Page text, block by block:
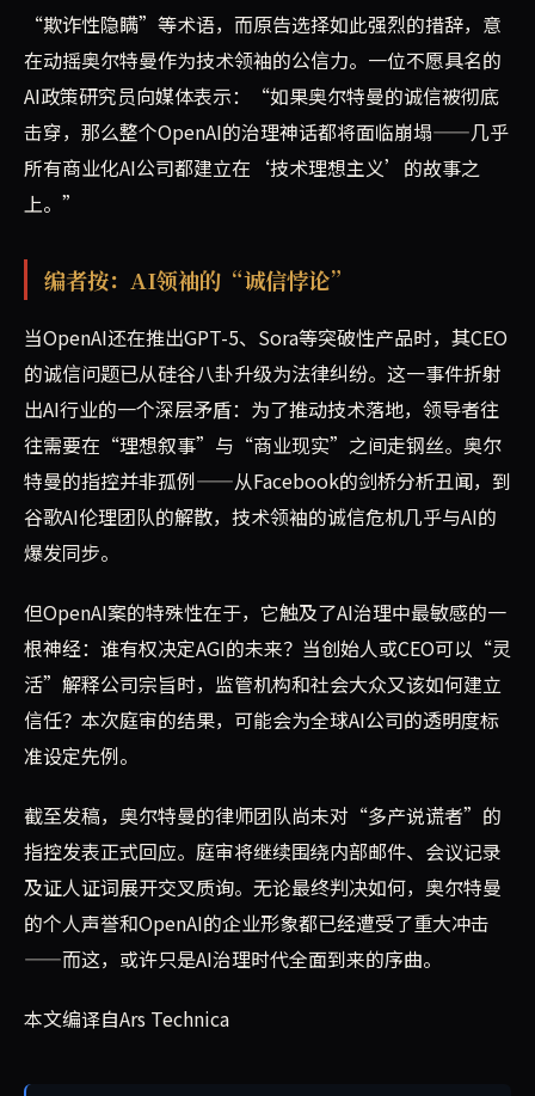
“欺诈性隐瞒”等术语，而原告选择如此强烈的措辞，意
在动摇奥尔特曼作为技术领袖的公信力。一位不愿具名的
AI政策研究员向媒体表示：“如果奥尔特曼的诚信被彻底
击穿，那么整个OpenAI的治理神话都将面临崩塌——几乎
所有商业化AI公司都建立在‘技术理想主义’的故事之
上。”
编者按：AI领袖的“诚信悖论”
当OpenAI还在推出GPT-5、Sora等突破性产品时，其CEO
的诚信问题已从硅谷八卦升级为法律纠纷。这一事件折射
出AI行业的一个深层矛盾：为了推动技术落地，领导者往
往需要在“理想叙事”与“商业现实”之间走钢丝。奥尔
特曼的指控并非孤例——从Facebook的剑桥分析丑闻，到
谷歌AI伦理团队的解散，技术领袖的诚信危机几乎与AI的
爆发同步。
但OpenAI案的特殊性在于，它触及了AI治理中最敏感的一
根神经：谁有权决定AGI的未来？当创始人或CEO可以“灵
活”解释公司宗旨时，监管机构和社会大众又该如何建立
信任？本次庭审的结果，可能会为全球AI公司的透明度标
准设定先例。
截至发稿，奥尔特曼的律师团队尚未对“多产说谎者”的
指控发表正式回应。庭审将继续围绕内部邮件、会议记录
及证人证词展开交叉质询。无论最终判决如何，奥尔特曼
的个人声誉和OpenAI的企业形象都已经遭受了重大冲击
——而这，或许只是AI治理时代全面到来的序曲。
本文编译自Ars Technica